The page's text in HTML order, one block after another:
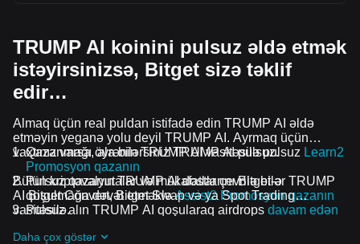
TRUMP AI koinini pulsuz əldə etmək
istəyirsinizsə, Bitget sizə təklif
edir…
Almaq üçün real puldan istifadə edin TRUMP AI əldə
etməyin yeganə yolu deyil TRUMP AI. Ayrmaq üçün
vaxtınız varsa, ala bilərsiniz TRUMP AI pulsuz.
Qazanmağı öyrənin TRUMP AI vasitəsilə pulsuz Learn2
Promosyon qazanın
Pulsuz qazanın TRUMP AI dostlarını Bitget-ə
qoşulmağa dəvət etməkləAssist2 Promosyon qazanın
Pulsuz alın TRUMP AI qoşularaq airdrops davam edən
Bütün kriptovalyutalar və mükafatlar çevrilə bilər TRUMP
AI Bitget Convert, Bitget Swap və ya Spot Trading
vasitəsilə.
Daha çox göstər